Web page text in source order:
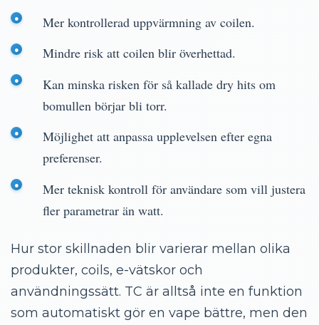
Mer kontrollerad uppvärmning av coilen.
Mindre risk att coilen blir överhettad.
Kan minska risken för så kallade dry hits om
bomullen börjar bli torr.
Möjlighet att anpassa upplevelsen efter egna
preferenser.
Mer teknisk kontroll för användare som vill justera
fler parametrar än watt.
Hur stor skillnaden blir varierar mellan olika
produkter, coils, e-vätskor och
användningssätt. TC är alltså inte en funktion
som automatiskt gör en vape bättre, men den